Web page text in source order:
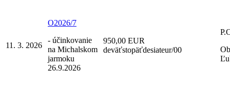
11. 3. 2026
O2026/7
- účinkovanie
na Michalskom
jarmoku
26.9.2026
950,00 EUR
deväťstopäťdesiateur/00